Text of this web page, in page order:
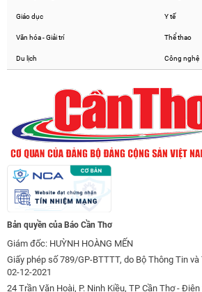
Giáo dục Y tế
Văn hóa - Giải trí Thể thao
Du lịch Công nghệ
Bản quyền của Báo Cần Thơ
Giám đốc: HUỲNH HOÀNG MẾN
Giấy phép số 789/GP-BTTTT, do Bộ Thông Tin
02-12-2021
24 Trần Văn Hoài, P. Ninh Kiều, TP Cần Thơ -